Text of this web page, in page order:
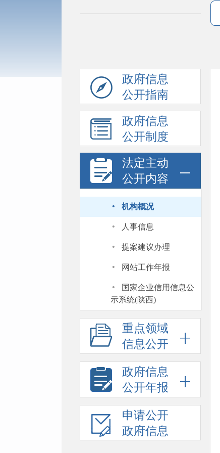
政府信息
公开指南
政府信息
公开制度
法定主动
公开内容
· 机构概况
· 人事信息
· 提案建议办理
· 网站工作年报
·
国家企业信用信息公
示系统(陕西)
重点领域
信息公开
政府信息
公开年报
申请公开
政府信息